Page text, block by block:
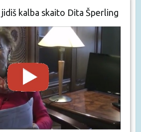
kalba skaito Dita Šperling